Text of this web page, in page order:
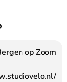
op Zoom